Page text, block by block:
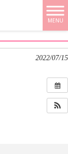
MENU
2022/07/15